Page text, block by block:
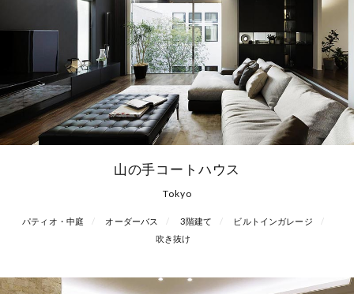
山の手コートハウス
Tokyo
パティオ・中庭 オーダーバス 3階建て
ビルトインガレージ
吹き抜け